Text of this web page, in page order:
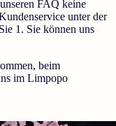
FAQ keine
unter der
1. Sie können uns
beim
im Limpopo